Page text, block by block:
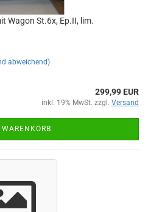
Wagon St.6x, Ep.II, lim.
abweichend)
299,99 EUR
inkl. 19% MwSt. zzgl. Versand
WARENKORB